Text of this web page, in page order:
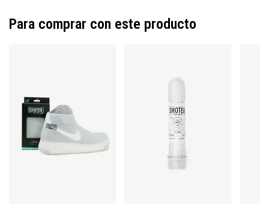
Para comprar con este producto